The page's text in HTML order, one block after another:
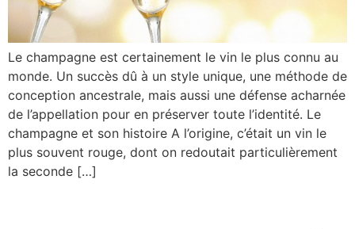
Le champagne est certainement le vin le plus connu au
monde. Un succès dû à un style unique, une méthode de
conception ancestrale, mais aussi une défense acharnée
de l’appellation pour en préserver toute l’identité. Le
champagne et son histoire A l’origine, c’était un vin le
plus souvent rouge, dont on redoutait particulièrement
la seconde […]